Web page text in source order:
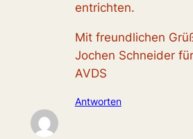
entrichten.
Mit freundlichen
Jochen Schneider
AVDS
Antworten